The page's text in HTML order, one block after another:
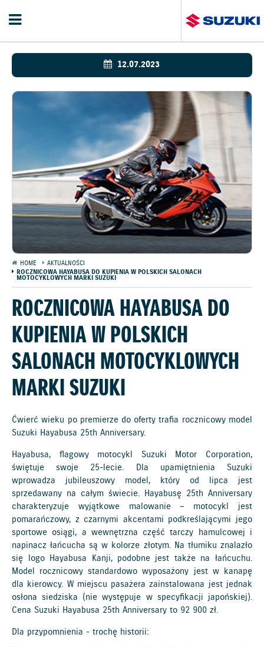
12.07.2023
HOME
AKTUALNOŚCI
ROCZNICOWA HAYABUSA DO KUPIENIA W POLSKICH SALONACH
MOTOCYKLOWYCH MARKI SUZUKI
ROCZNICOWA HAYABUSA DO
KUPIENIA W POLSKICH
SALONACH MOTOCYKLOWYCH
MARKI SUZUKI
Ćwierć wieku po premierze do oferty trafia rocznicowy model
Suzuki Hayabusa 25th Anniversary.
Hayabusa, flagowy motocykl Suzuki Motor Corporation,
świętuje swoje 25-lecie. Dla upamiętnienia Suzuki
wprowadza jubileuszowy model, który od lipca jest
sprzedawany na całym świecie. Hayabusę 25th Anniversary
charakteryzuje wyjątkowe malowanie – motocykl jest
pomarańczowy, z czarnymi akcentami podkreślającymi jego
sportowe osiągi, a wewnętrzna część tarczy hamulcowej i
napinacz łańcucha są w kolorze złotym. Na tłumiku znalazło
się logo Hayabusa Kanji, podobne jest także na łańcuchu.
Model rocznicowy standardowo wyposażony jest w kanapę
dla kierowcy. W miejscu pasażera zainstalowana jest jednak
osłona siedziska (nie występuje w specyfikacji japońskiej).
Cena Suzuki Hayabusa 25th Anniversary to 92 900 zł.
Dla przypomnienia - trochę historii: